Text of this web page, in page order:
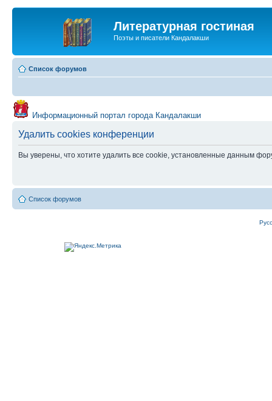
Литературная гостиная
Поэты и писатели Кандалакши
Список форумов
Информационный портал города Кандалакши
Удалить cookies конференции
Вы уверены, что хотите удалить все cookie, установленные данным
Список форумов